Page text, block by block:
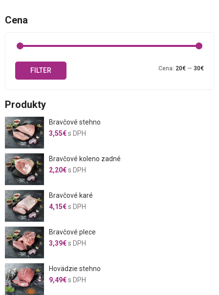
Cena
FILTER Cena: 20€ — 30€
Produkty
Bravčové stehno
3,55€s DPH
Bravčové koleno zadné
2,20€s DPH
Bravčové karé
4,15€s DPH
Bravčové plece
3,39€s DPH
Hovädzie stehno
9,49€s DPH